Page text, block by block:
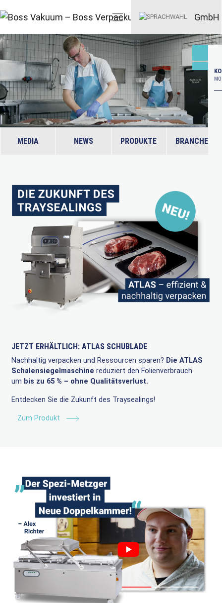
MEDIA NEWS PRODUKTE BRANCHEN
JETZT ERHÄLTLICH: ATLAS SCHUBLADE
Nachhaltig verpacken und Ressourcen sparen? Die ATLAS
Schalensiegelmaschine reduziert den Folienverbrauch
um bis zu 65 % – ohne Qualitätsverlust.
Entdecken Sie die Zukunft des Traysealings!
Zum Produkt